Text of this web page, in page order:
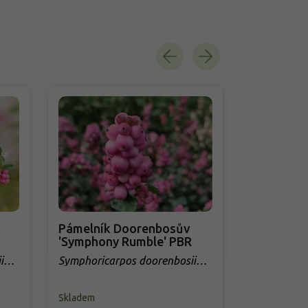
Pámelník Doorenbosův
'Symphony Rumble' PBR
Symphoricarpos doorenbosii
Skladem